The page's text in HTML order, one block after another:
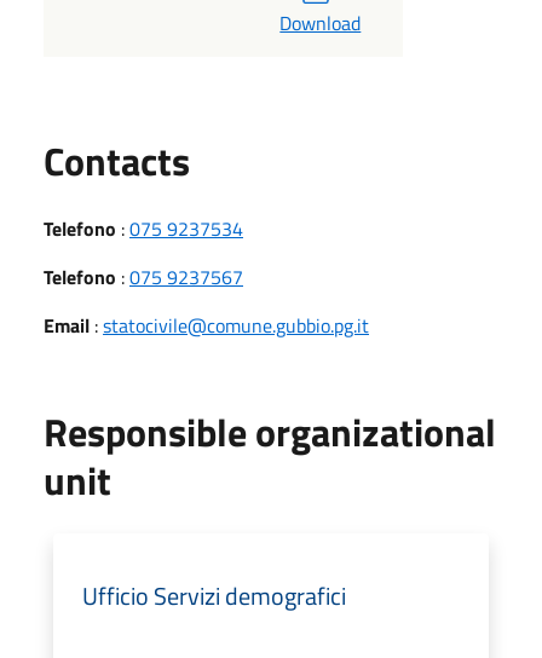
Download
Contacts
Telefono :075 9237534
Telefono :075 9237567
Email :statocivile@comune.gubbio.pg.it
Responsible organizational
unit
Ufficio Servizi demografici